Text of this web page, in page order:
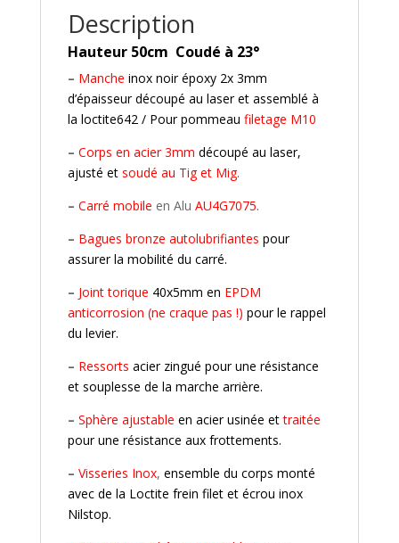
Description
Hauteur 50cm Coudé à 23°
– Manche inox noir époxy 2x 3mm
d’épaisseur découpé au laser et assemblé à
la loctite642 /Pour pommeau filetage M10
– Corps en acier 3mm découpé au laser,
ajusté et soudé au Tig et Mig.
– Carré mobile en Alu AU4G7075.
– Bagues bronze autolubrifiantes pour
assurer la mobilité du carré.
– Joint torique 40x5mm en EPDM
anticorrosion (ne craque pas !) pour le rappel
du levier.
– Ressorts acier zingué pour une résistance
et souplesse de la marche arrière.
– Sphère ajustable en acier usinée ettraitée
pour une résistance aux frottements.
– Visseries Inox, ensemble du corps monté
avec de la Loctite frein filet et écrou inox
Nilstop.